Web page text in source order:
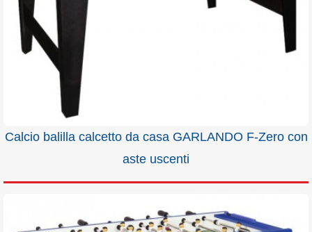
Calcio balilla calcetto da casa GARLANDO F-Zero con
aste uscenti